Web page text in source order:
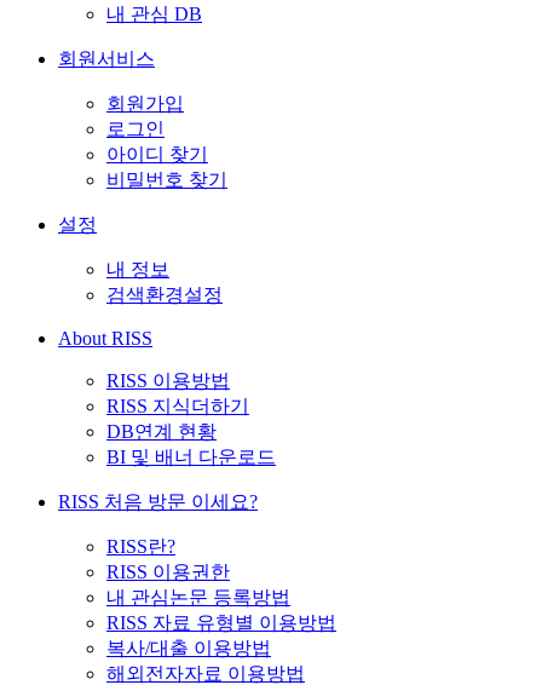
내 관심 DB
회원서비스
회원가입
로그인
아이디 찾기
비밀번호 찾기
설정
내 정보
검색환경설정
About RISS
RISS 이용방법
RISS 지식더하기
DB연계 현황
BI 및 배너 다운로드
RISS 처음 방문 이세요?
RISS란?
RISS 이용권한
내 관심논문 등록방법
RISS 자료 유형별 이용방법
복사/대출 이용방법
해외전자자료 이용방법